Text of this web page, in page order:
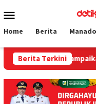
ke
Mobile
Home Berita Manado
Berita Terkini
Weny Gaib Sampaikan